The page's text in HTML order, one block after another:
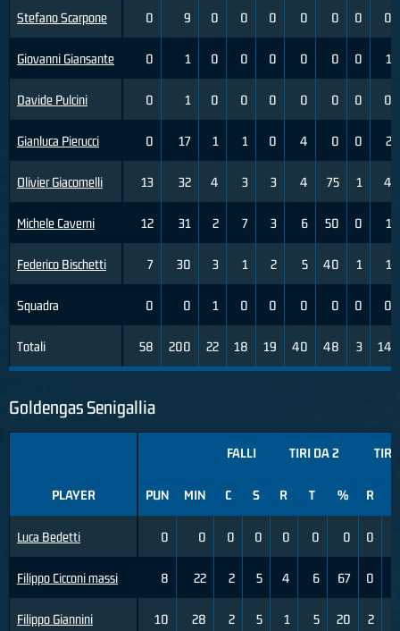
Stefano Scarpone
Giovanni Giansante
Davide Pulcini
Gianluca Pierucci
Olivier Giacomelli
Michele Caverni
Federico Bischetti
Squadra
Totali
0 9 0 0 0 0 0 0 0
0 1 0 0 0 0 0 0 1
0 1 0 0 0 0 0 0 0
0 17 1 1 0 4 0 0 2
13 32 4 3 3 4 75 1 4
12 31 2 7 3 6 50 0 1
7 30 3 1 2 5 40 1 1
0 0 1 0 0 0 0 0 0
58 200 22 18 19 40 48 3 14
Goldengas Senigallia
PLAYER
Luca Bedetti
Filippo Cicconi massi
Filippo Giannini
FALLI TIRI DA 2 TIRI
PUN MIN C S R T % R
0 0 0 0 0 0 0 0
8 22 2 5 4 6 67 0
10 28 2 5 1 5 20 2